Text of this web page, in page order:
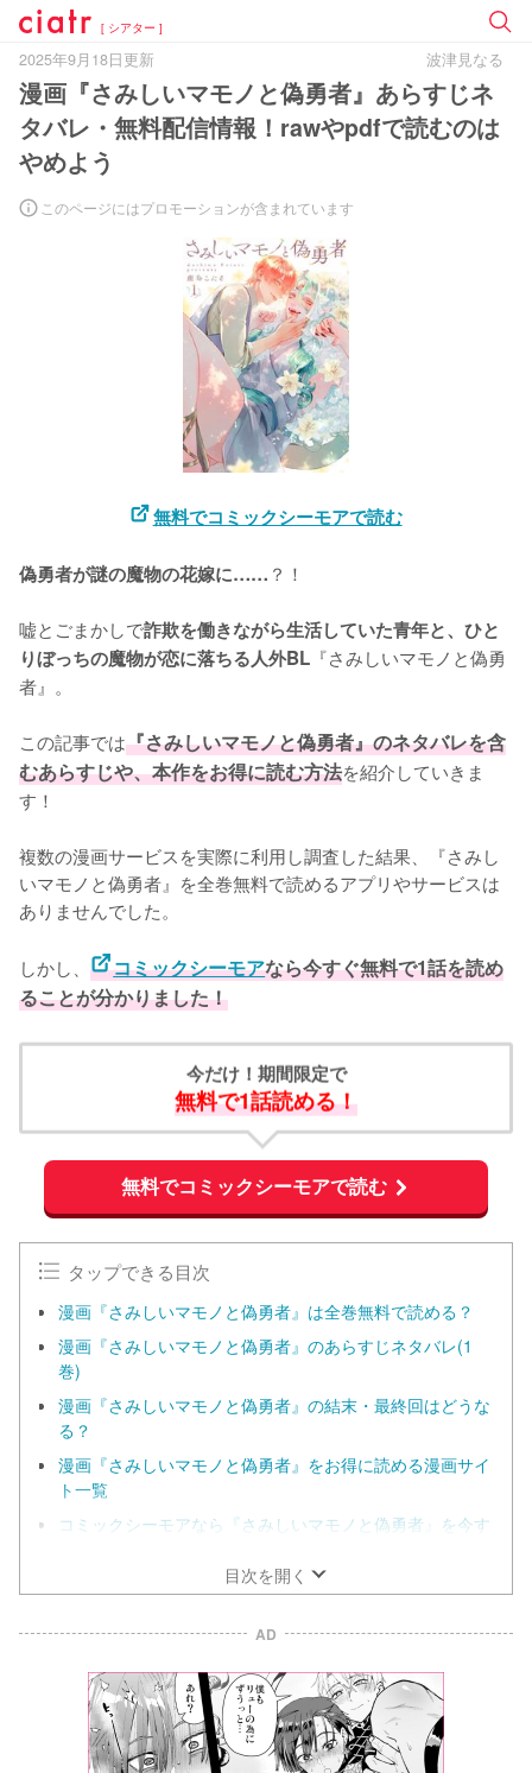
[ シアター ]
2025年9月18日更新 波津見なる
漫画『さみしいマモノと偽勇者』あらすじネ
タバレ・無料配信情報！rawやpdfで読むのは
やめよう
このページにはプロモーションが含まれています
無料でコミックシーモアで読む
偽勇者が謎の魔物の花嫁に…… ？！
嘘とごまかしで詐欺を働きながら生活していた青年と、ひと
りぼっちの魔物が恋に落ちる人外BL 『さみしいマモノと偽勇
者』。
この記事では『さみしいマモノと偽勇者』のネタバレを含
むあらすじや、本作をお得に読む方法を紹介していきま
す！
複数の漫画サービスを実際に利用し調査した結果、『さみし
いマモノと偽勇者』を全巻無料で読めるアプリやサービスは
ありませんでした。
しかし、 コミックシーモアなら今すぐ無料で1話を読め
ることが分かりました！
今だけ！期間限定で
無料で1話読める！
無料でコミックシーモアで読む
タップできる目次
漫画『さみしいマモノと偽勇者』は全巻無料で読める？
漫画『さみしいマモノと偽勇者』のあらすじネタバレ(1
巻)
漫画『さみしいマモノと偽勇者』の結末・最終回はどうな
る？
漫画『さみしいマモノと偽勇者』をお得に読める漫画サイ
ト一覧
コミックシーモアなら『さみしいマモノと偽勇者』を今す
目次を開く
AD